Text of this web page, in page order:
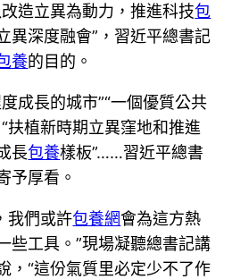
造立異為動力，推進科技包
異深度融會”，習近平總書記
養的目的。
成長的城市”“一個優質公共
扶植新時期立異窪地和推進
長包養樣板”……習近平總書
予厚看。
我們或許包養網會為這方熱
些工具。”現場凝聽總書記講
，“這份氣質里必定少不了作